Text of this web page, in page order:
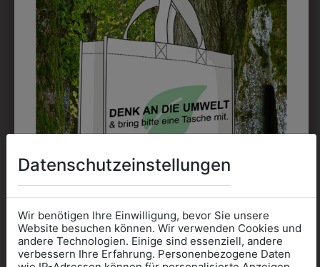
möglich. Waschbar bis zu 60°C.
DAS KÖNNTE IHNEN
AUCH GEFALLEN
ZULETZT ANGESEHEN
Datenschutzeinstellungen
Wir benötigen Ihre Einwilligung, bevor Sie unsere
Website besuchen können. Wir verwenden Cookies und
andere Technologien. Einige sind essenziell, andere
verbessern Ihre Erfahrung. Personenbezogene Daten